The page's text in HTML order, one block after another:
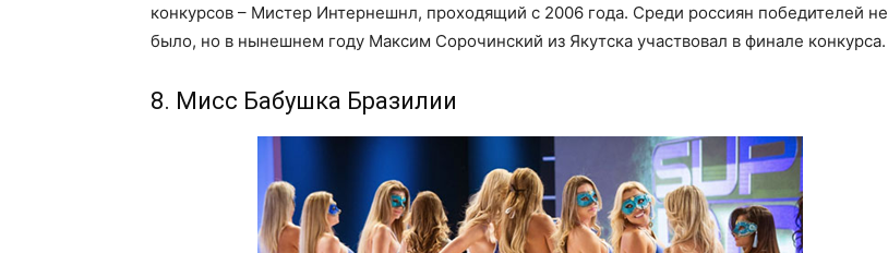
конкурсов – Мистер Интернешнл, проходящий с 2006 года. Среди россиян победителей не
было, но в нынешнем году Максим Сорочинский из Якутска участвовал в финале конкурса.
8. Мисс Бабушка Бразилии